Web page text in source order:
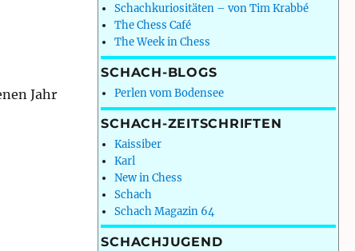
Jahr
Schachkuriositäten – von Tim Krabbé
The Chess Café
The Week in Chess
SCHACH-BLOGS
Perlen vom Bodensee
SCHACH-ZEITSCHRIFTEN
Kaissiber
Karl
New in Chess
Schach
Schach Magazin 64
SCHACHJUGEND